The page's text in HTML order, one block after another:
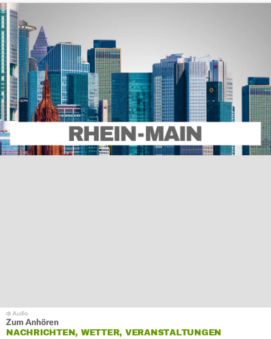
Zum Anhören
NACHRICHTEN, WETTER, VERANSTALTUNGEN